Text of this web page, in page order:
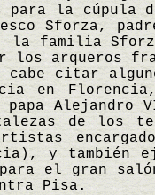
la cúpula
Sforza,
la familia
arqueros
citar
en
papa
de los
y
el gran
Pisa.